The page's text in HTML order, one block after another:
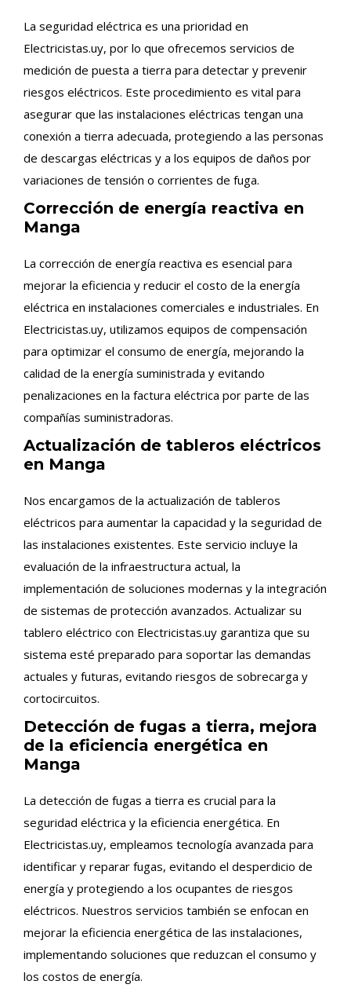
La seguridad eléctrica es una prioridad en
Electricistas.uy, por lo que ofrecemos servicios de
medición de puesta a tierra para detectar y prevenir
riesgos eléctricos. Este procedimiento es vital para
asegurar que las instalaciones eléctricas tengan una
conexión a tierra adecuada, protegiendo a las personas
de descargas eléctricas y a los equipos de daños por
variaciones de tensión o corrientes de fuga.
Corrección de energía reactiva en
Manga
La corrección de energía reactiva es esencial para
mejorar la eficiencia y reducir el costo de la energía
eléctrica en instalaciones comerciales e industriales. En
Electricistas.uy, utilizamos equipos de compensación
para optimizar el consumo de energía, mejorando la
calidad de la energía suministrada y evitando
penalizaciones en la factura eléctrica por parte de las
compañías suministradoras.
Actualización de tableros eléctricos
en Manga
Nos encargamos de la actualización de tableros
eléctricos para aumentar la capacidad y la seguridad de
las instalaciones existentes. Este servicio incluye la
evaluación de la infraestructura actual, la
implementación de soluciones modernas y la integración
de sistemas de protección avanzados. Actualizar su
tablero eléctrico con Electricistas.uy garantiza que su
sistema esté preparado para soportar las demandas
actuales y futuras, evitando riesgos de sobrecarga y
cortocircuitos.
Detección de fugas a tierra, mejora
de la eficiencia energética en
Manga
La detección de fugas a tierra es crucial para la
seguridad eléctrica y la eficiencia energética. En
Electricistas.uy, empleamos tecnología avanzada para
identificar y reparar fugas, evitando el desperdicio de
energía y protegiendo a los ocupantes de riesgos
eléctricos. Nuestros servicios también se enfocan en
mejorar la eficiencia energética de las instalaciones,
implementando soluciones que reduzcan el consumo y
los costos de energía.